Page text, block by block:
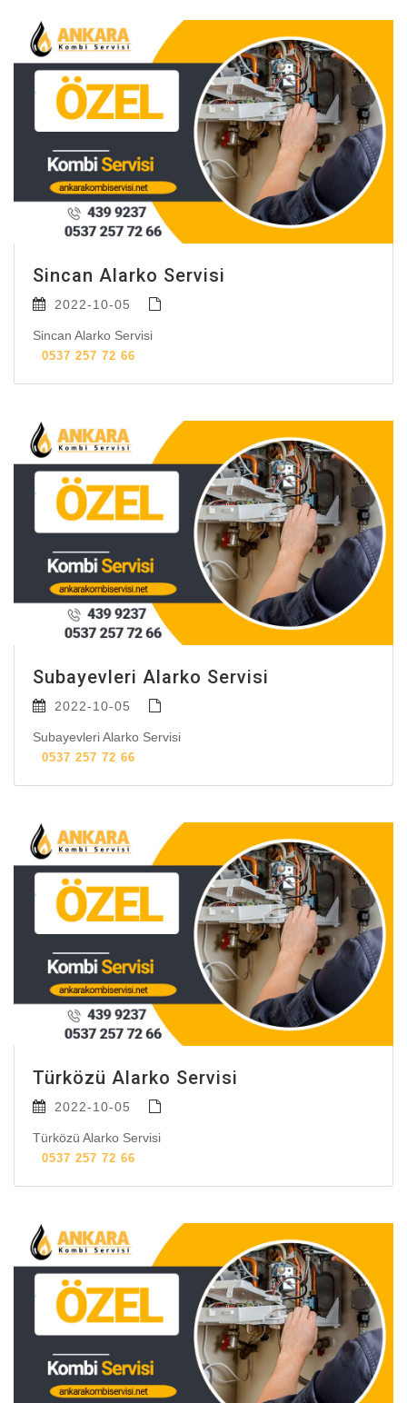
Sincan Alarko Servisi
2022-10-05
Sincan Alarko Servisi
0537 257 72 66
Subayevleri Alarko Servisi
2022-10-05
Subayevleri Alarko Servisi
0537 257 72 66
Türközü Alarko Servisi
2022-10-05
Türközü Alarko Servisi
0537 257 72 66